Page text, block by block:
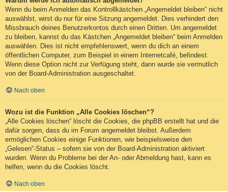
Wenn du beim Anmelden das Kontrollkästchen „Angemeldet bleiben“ nicht
auswählst, wirst du nur für eine Sitzung angemeldet. Dies verhindert den
Missbrauch deines Benutzerkontos durch einen Dritten. Um angemeldet
zu bleiben, kannst du das Kästchen „Angemeldet bleiben“ beim Anmelden
auswählen. Dies ist nicht empfehlenswert, wenn du dich an einem
öffentlichen Computer, zum Beispiel in einem Internetcafé, befindest.
Wenn diese Option nicht zur Verfügung steht, dann wurde sie vermutlich
von der Board-Administration ausgeschaltet.
Nach oben
Wozu ist die Funktion „Alle Cookies löschen“?
„Alle Cookies löschen“ löscht die Cookies, die phpBB erstellt hat und die
dafür sorgen, dass du im Forum angemeldet bleibst. Außerdem
ermöglichen Cookies einige Funktionen, wie beispielsweise den
„Gelesen“-Status – sofern sie von der Board-Administration aktiviert
wurden. Wenn du Probleme bei der An- oder Abmeldung hast, kann es
helfen, wenn du die Cookies löscht.
Nach oben